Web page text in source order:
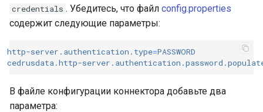
credentials . Убедитесь, что файлconfig.properties
содержит следующие параметры:
http-server.authentication.type=PASSWORD
cedrusdata.http-
В файле конфигурации коннектора добавьте два
параметра: